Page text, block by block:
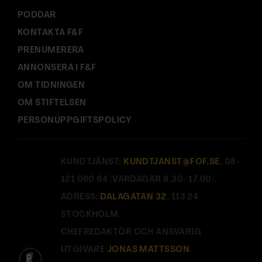
PODDAR
KONTAKTA F&F
PRENUMERERA
ANNONSERA I F&F
OM TIDNINGEN
OM STIFTELSEN
PERSONUPPGIFTSPOLICY
KUNDTJÄNST: KUNDTJANST@FOF.SE , 08-
121 060 64 (VARDAGAR 8.30–17.00).
ADRESS: DALAGATAN 32 , 113 24
STOCKHOLM.
CHEFREDAKTÖR OCH ANSVARIG
UTGIVARE JONAS MATTSSON .